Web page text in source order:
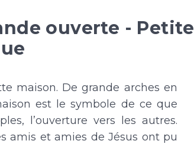
ouverte - Petite
maison. De grande arches en
est le symbole de ce que
l’ouverture vers les autres.
amis et amies de Jésus ont pu